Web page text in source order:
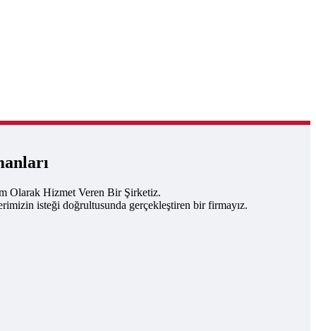
Olarak Hizmet Veren Bir Şirketiz.
isteği doğrultusunda gerçekleştiren bir firmayız.